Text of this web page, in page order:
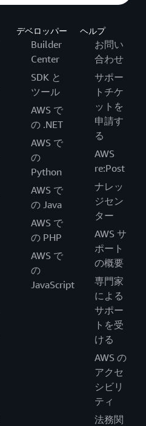
デベロッパー
Builder
Center
SDK と
ツール
AWS で
の .NET
AWS で
の
Python
AWS で
の Java
AWS で
の PHP
AWS で
の
JavaScript
ヘルプ
お問い
合わせ
サポー
トチケ
ットを
申請す
る
AWS
re:Post
ナレッ
ジセン
ター
AWS サ
ポート
の概要
専門家
による
サポー
トを受
ける
AWS の
アクセ
シビリ
ティ
法務関